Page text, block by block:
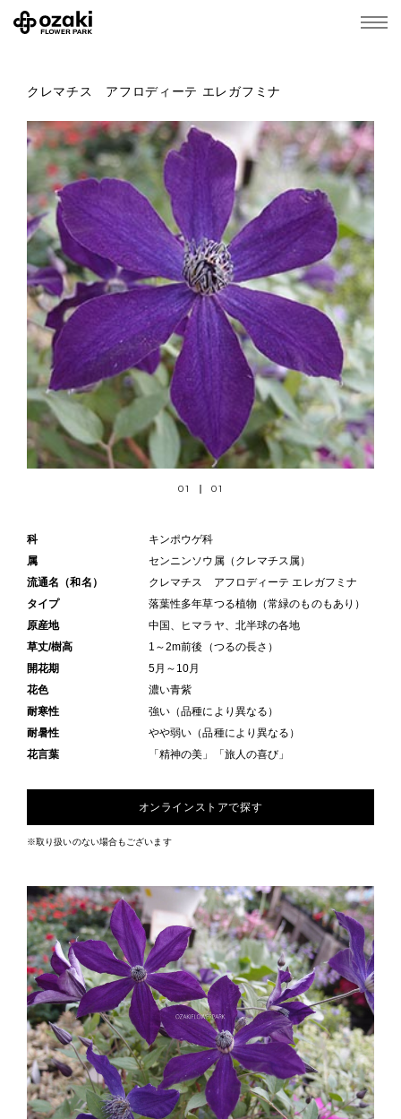
クレマチス アフロディーテ エレガフミナ
01 01
科
キンポウゲ科
属
センニンソウ属（クレマチス属）
流通名（和名）
クレマチス アフロディーテ エレガフミナ
タイプ
落葉性多年草つる植物（常緑のものもあり）
原産地
中国、ヒマラヤ、北半球の各地
草丈/樹高
1～2m前後（つるの長さ）
開花期
5月～10月
花色
濃い青紫
耐寒性
強い（品種により異なる）
耐暑性
やや弱い（品種により異なる）
花言葉
「精神の美」「旅人の喜び」
オンラインストアで探す
※取り扱いのない場合もございます